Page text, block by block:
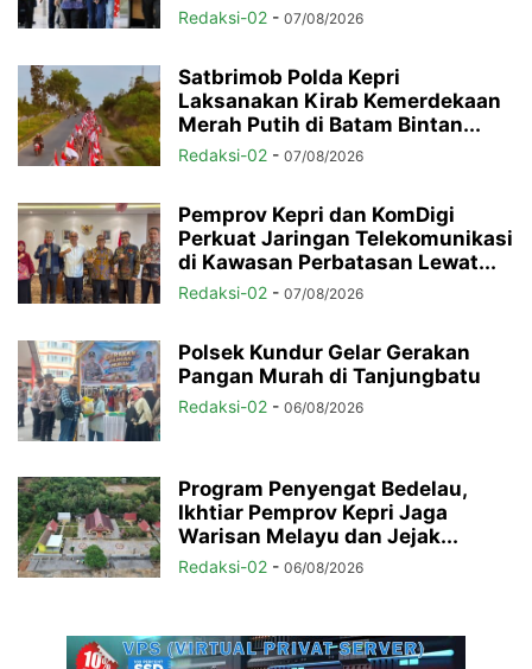
Redaksi-02 - 07/08/2026
Satbrimob Polda Kepri
Laksanakan Kirab Kemerdekaan
Merah Putih di Batam Bintan...
Redaksi-02 - 07/08/2026
Pemprov Kepri dan KomDigi
Perkuat Jaringan Telekomunikasi
di Kawasan Perbatasan Lewat...
Redaksi-02 - 07/08/2026
Polsek Kundur Gelar Gerakan
Pangan Murah di Tanjungbatu
Redaksi-02 - 06/08/2026
Program Penyengat Bedelau,
Ikhtiar Pemprov Kepri Jaga
Warisan Melayu dan Jejak...
Redaksi-02 - 06/08/2026